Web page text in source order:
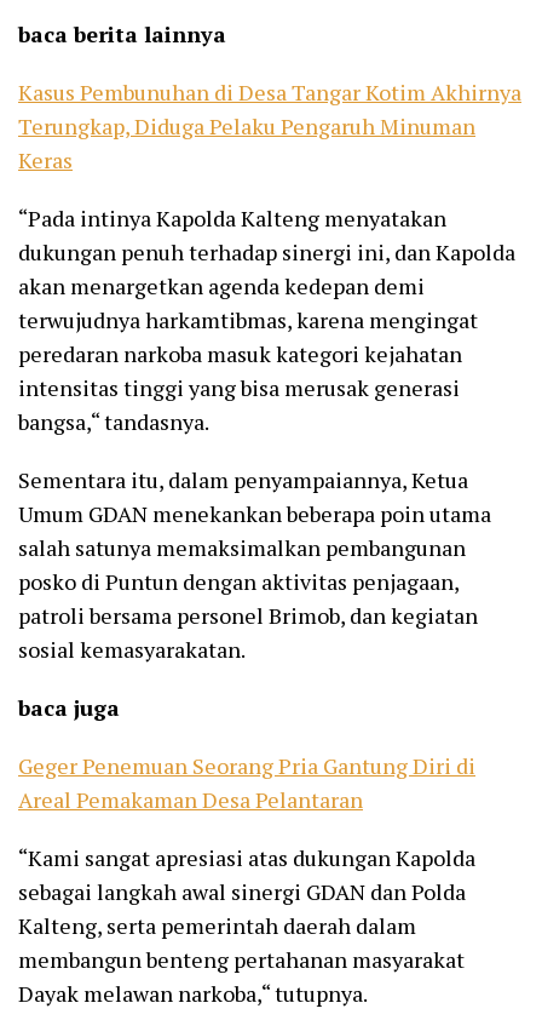
baca berita lainnya
Kasus Pembunuhan di Desa Tangar Kotim Akhirnya
Terungkap, Diduga Pelaku Pengaruh Minuman
Keras
“Pada intinya Kapolda Kalteng menyatakan
dukungan penuh terhadap sinergi ini, dan Kapolda
akan menargetkan agenda kedepan demi
terwujudnya harkamtibmas, karena mengingat
peredaran narkoba masuk kategori kejahatan
intensitas tinggi yang bisa merusak generasi
bangsa,“ tandasnya.
Sementara itu, dalam penyampaiannya, Ketua
Umum GDAN menekankan beberapa poin utama
salah satunya memaksimalkan pembangunan
posko di Puntun dengan aktivitas penjagaan,
patroli bersama personel Brimob, dan kegiatan
sosial kemasyarakatan.
baca juga
Geger Penemuan Seorang Pria Gantung Diri di
Areal Pemakaman Desa Pelantaran
“Kami sangat apresiasi atas dukungan Kapolda
sebagai langkah awal sinergi GDAN dan Polda
Kalteng, serta pemerintah daerah dalam
membangun benteng pertahanan masyarakat
Dayak melawan narkoba,“ tutupnya.